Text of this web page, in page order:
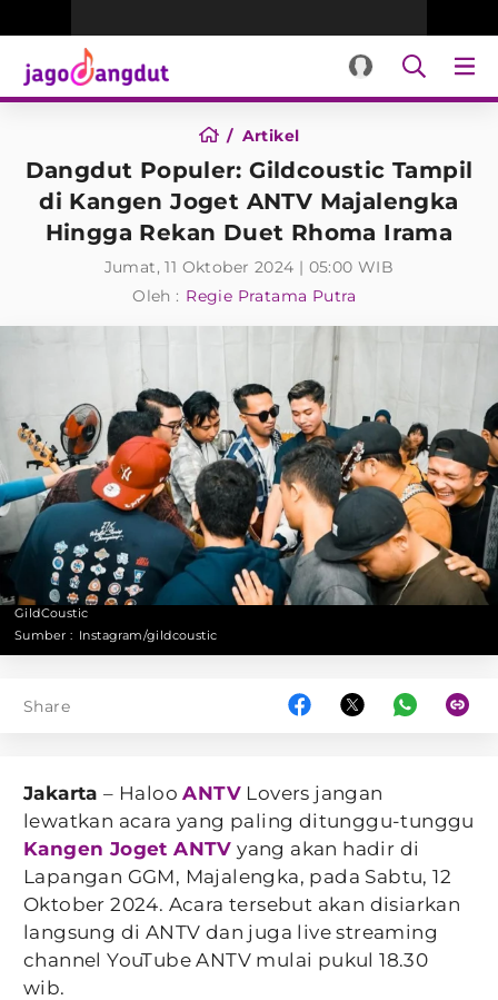
Artikel
Dangdut Populer: Gildcoustic Tampil
di Kangen Joget ANTV Majalengka
Hingga Rekan Duet Rhoma Irama
Jumat, 11 Oktober 2024 | 05:00 WIB
Oleh : Regie Pratama Putra
GildCoustic
Sumber : Instagram/gildcoustic
Share
Jakarta– HalooANTV Lovers jangan
lewatkan acara yang paling ditunggu-tunggu
Kangen Joget ANTV yang akan hadir di
Lapangan GGM, Majalengka, pada Sabtu, 12
Oktober 2024. Acara tersebut akan disiarkan
langsung di ANTV dan juga live streaming
channel YouTube ANTV mulai pukul 18.30
wib.